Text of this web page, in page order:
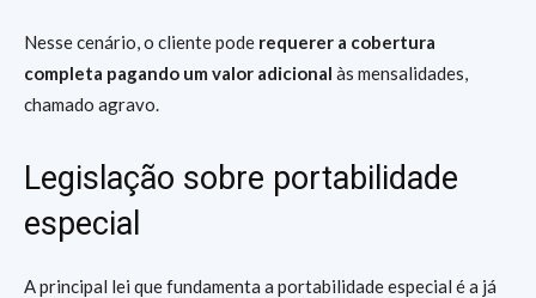
Nesse cenário, o cliente pode requerer a cobertura
completa pagando um valor adicional às mensalidades,
chamado agravo.
Legislação sobre portabilidade
especial
A principal lei que fundamenta a portabilidade especial é a já